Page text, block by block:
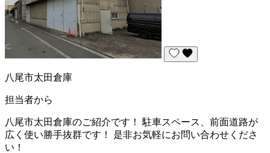
八尾市太田倉庫
担当者から
八尾市太田倉庫のご紹介です！ 駐車スペース、前面道路が
広く使い勝手抜群です！ 是非お気軽にお問い合わせくださ
い！